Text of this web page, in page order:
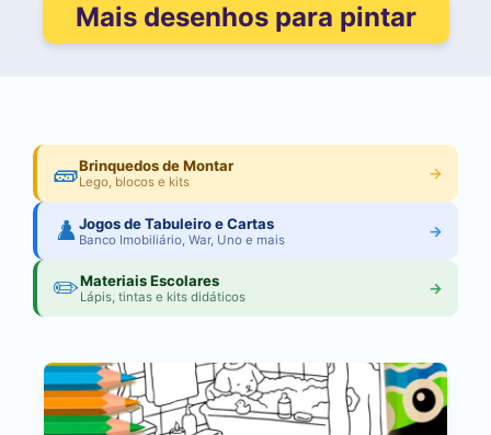
Mais desenhos para pintar
🧱Brinquedos de Montar
Lego, blocos e kits →
♟️Jogos de Tabuleiro e Cartas
Banco Imobiliário, War, Uno e mais →
✏️Materiais Escolares
Lápis, tintas e kits didáticos →